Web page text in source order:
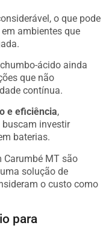
o que pode
ambientes que
ácido ainda
que não
contínua.
e eficiência
buscam investir
baterias.
Carumbé MT são
solução de
o custo como
para